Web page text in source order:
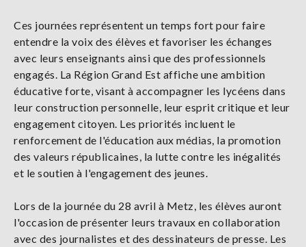
Ces journées représentent un temps fort pour faire
entendre la voix des élèves et favoriser les échanges
avec leurs enseignants ainsi que des professionnels
engagés. La Région Grand Est affiche une ambition
éducative forte, visant à accompagner les lycéens dans
leur construction personnelle, leur esprit critique et leur
engagement citoyen. Les priorités incluent le
renforcement de l'éducation aux médias, la promotion
des valeurs républicaines, la lutte contre les inégalités
et le soutien à l'engagement des jeunes.
Lors de la journée du 28 avril à Metz, les élèves auront
l'occasion de présenter leurs travaux en collaboration
avec des journalistes et des dessinateurs de presse. Les